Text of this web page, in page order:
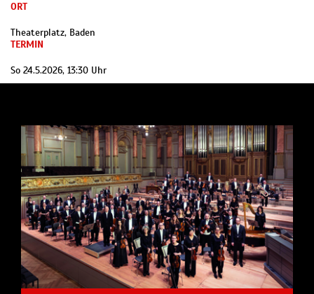
ORT
Theaterplatz, Baden
TERMIN
So 24.5.2026, 13:30 Uhr